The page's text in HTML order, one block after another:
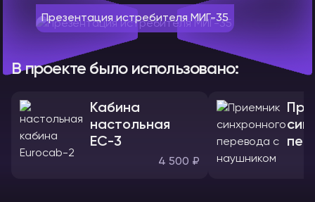
Презентация истребителя МИГ-35
В проекте было использовано:
Кабина
настольная
ЕС-3
4 500 ₽